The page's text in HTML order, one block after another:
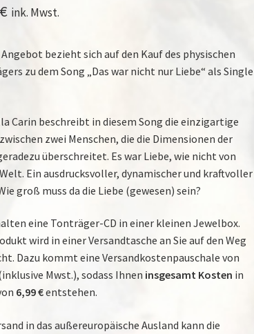
€ ink. Mwst.
Angebot bezieht sich auf den Kauf des physischen
zu dem Song „Das war nicht nur Liebe“ als Single
Carin beschreibt in diesem Song die einzigartige
zwei Menschen, die die Dimensionen der
überschreitet. Es war Liebe, wie nicht von
Ein ausdrucksvoller, dynamischer und kraftvoller
groß muss da die Liebe (gewesen) sein?
eine Tonträger-CD in einer kleinen Jewelbox.
wird in einer Versandtasche an Sie auf den Weg
Dazu kommt eine Versandkostenpauschale von
Mwst.), sodass Ihnen insgesamt Kosten in
6,99 €entstehen.
in das außereuropäische Ausland kann die